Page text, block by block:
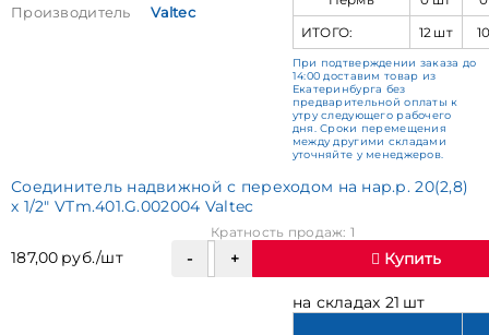
Производитель
Valtec
ИТОГО:
12 шт
При подтверждении заказа до
14:00 доставим товар из
Екатеринбурга без
предварительной оплаты к
утру следующего рабочего
дня. Сроки перемещения
между другими складами
уточняйте у менеджеров.
Соединитель надвижной с переходом на нар.р. 20(2,8)
х 1/2" VTm.401.G.002004 Valtec
187,00 руб./шт
Кратность продаж: 1
Купить
на складах 21 шт